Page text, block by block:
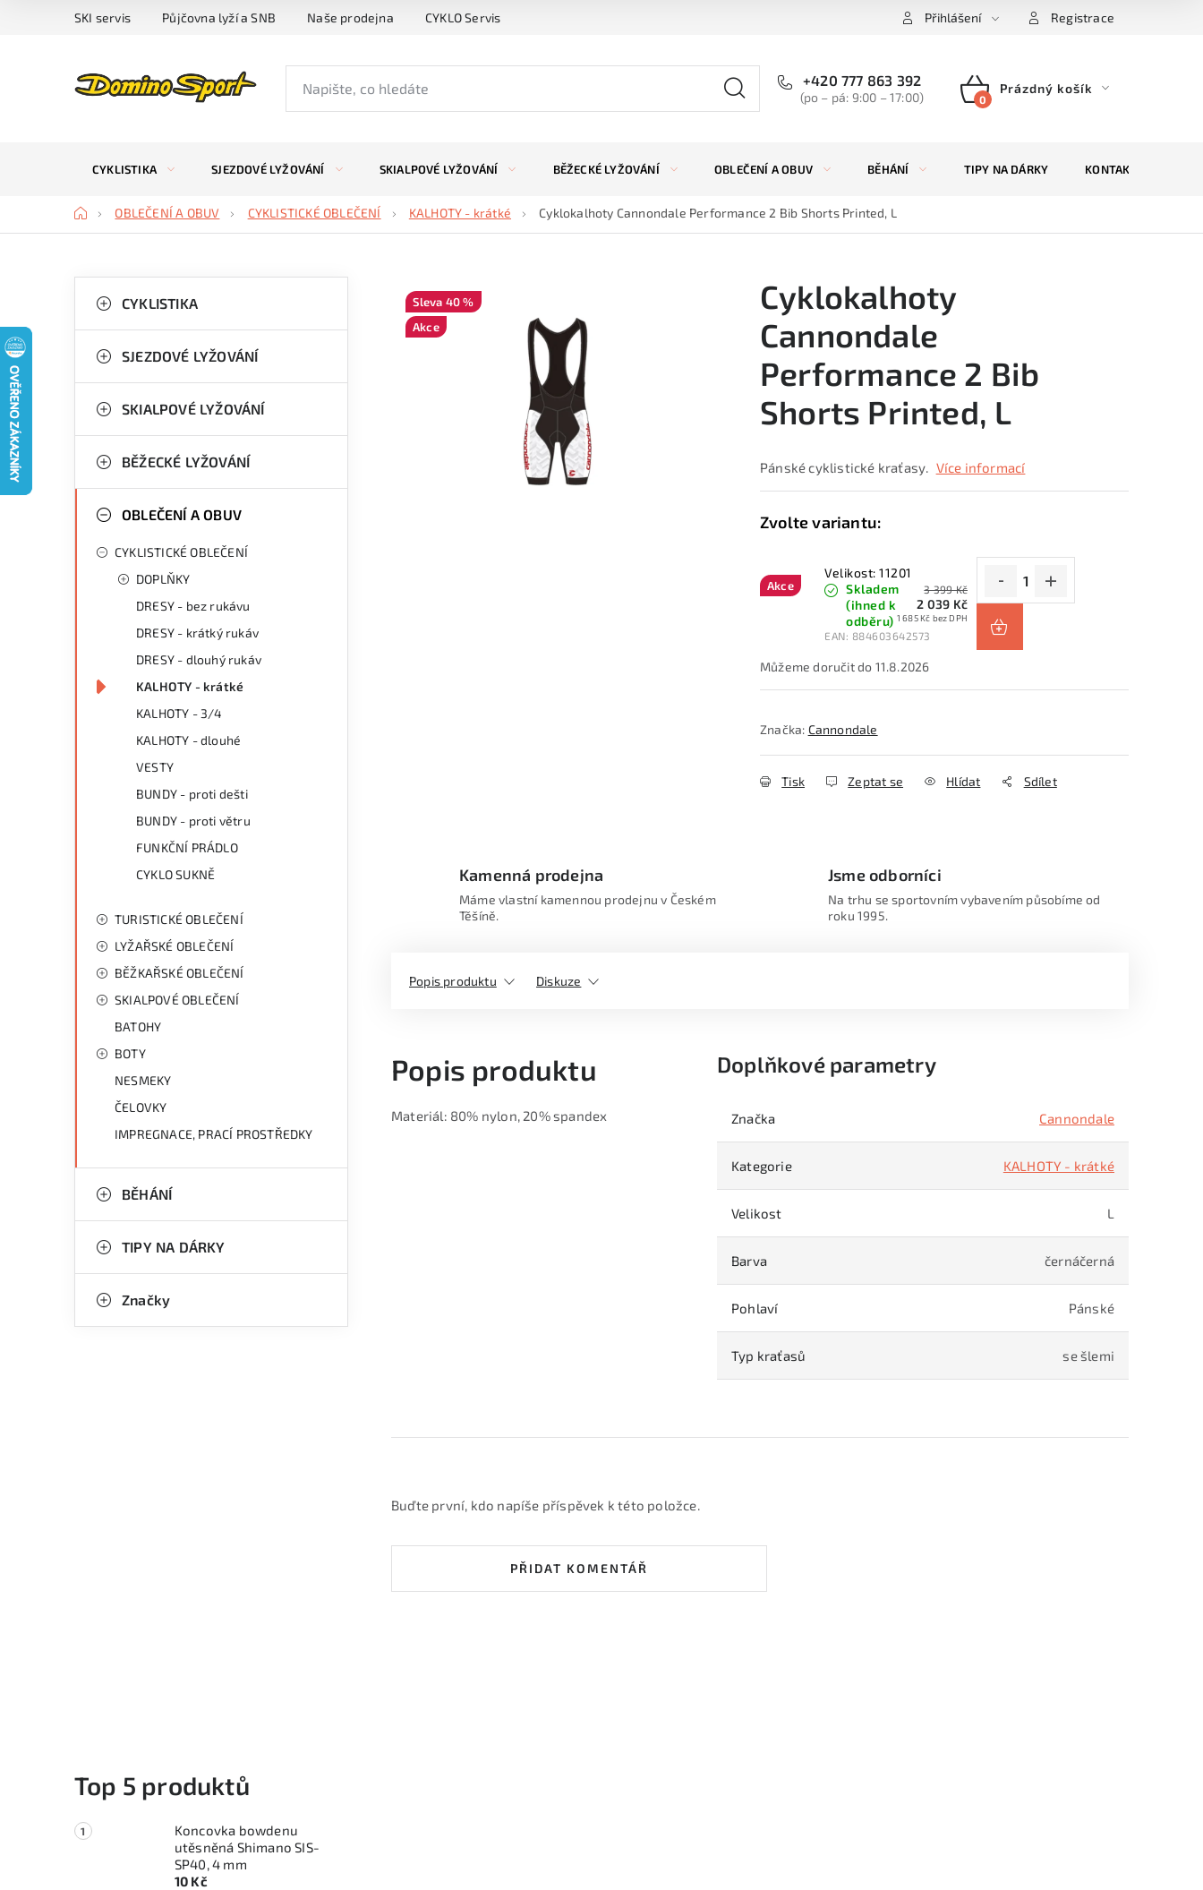
SKI servis Půjčovna lyží a SNB Naše prodejna CYKLO Servis Přihlášení Registrace
+420 777 863 392
(po – pá: 9:00 – 17:00)
NÁKUPNÍ
Prázdný košík
CYKLISTIKA SJEZDOVÉ LYŽOVÁNÍ SKIALPOVÉ LYŽOVÁNÍ BĚŽECKÉ LYŽOVÁNÍ OBLEČENÍ A OBUV BĚHÁNÍ TIPY NA DÁRKY KONTAKTY
DomůOBLEČENÍ A OBUV CYKLISTICKÉ OBLEČENÍ KALHOTY - krátké Cyklokalhoty Cannondale Performance 2 Bib Shorts Printed, L
o
t
r
n
kategorie
e
o
i
CYKLISTIKA
SJEZDOVÉ LYŽOVÁNÍ
SKIALPOVÉ LYŽOVÁNÍ
BĚŽECKÉ LYŽOVÁNÍ
OBLEČENÍ A OBUV
CYKLISTICKÉ OBLEČENÍ
DOPLŇKY
DRESY - bez rukávu
DRESY - krátký rukáv
DRESY - dlouhý rukáv
KALHOTY - krátké
KALHOTY - 3/4
KALHOTY - dlouhé
VESTY
BUNDY - proti dešti
BUNDY - proti větru
FUNKČNÍ PRÁDLO
CYKLO SUKNĚ
TURISTICKÉ OBLEČENÍ
LYŽAŘSKÉ OBLEČENÍ
BĚŽKAŘSKÉ OBLEČENÍ
SKIALPOVÉ OBLEČENÍ
BATOHY
BOTY
NESMEKY
ČELOVKY
IMPREGNACE, PRACÍ PROSTŘEDKY
BĚHÁNÍ
TIPY NA DÁRKY
Značky
Top 5 produktů
Koncovka bowdenu
utěsněná Shimano SIS-
SP40, 4 mm
10 Kč
Cyklokalhoty
Cannondale
Performance 2 Bib
Shorts Printed, L
Pánské cyklistické kraťasy. Více informací
Akce
Velikost: 11201
Skladem
(ihned k
odběru)
EAN: 884603642573
3 399 Kč
2 039 Kč
1 685 Kč bez DPH
11.8.2026
Značka: Cannondale
Tisk Zeptat se Hlídat Sdílet
40 %
Akce
Kamenná prodejna
Máme vlastní kamennou prodejnu v Českém
Těšíně.
Jsme odborníci
Na trhu se sportovním vybavením působíme od
roku 1995.
Popis produktu Diskuze
Popis produktu
Materiál: 80% nylon, 20% spandex
Doplňkové parametry
Značka Cannondale
Kategorie KALHOTY - krátké
Velikost L
Barva černáčerná
Pohlaví Pánské
Typ kraťasů se šlemi
Buďte první, kdo napíše příspěvek k této položce.
PŘIDAT KOMENTÁŘ